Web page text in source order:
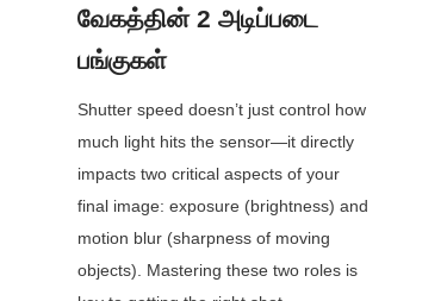
வேகத்தின் 2 அடிப்படை
பங்குகள்
Shutter speed doesn’t just control how
much light hits the sensor—it directly
impacts two critical aspects of your
final image: exposure (brightness) and
motion blur (sharpness of moving
objects). Mastering these two roles is